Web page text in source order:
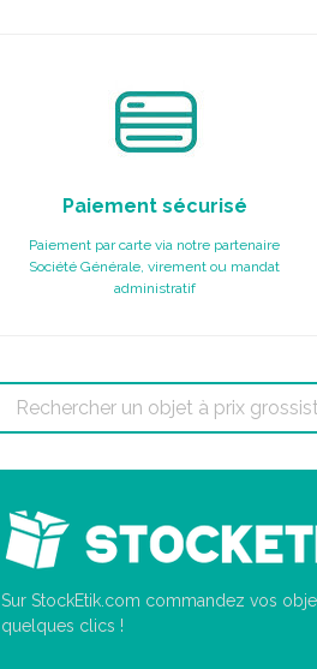
Paiement sécurisé
Paiement par carte via notre partenaire
Société Générale, virement ou mandat
administratif
Sur StockEtik.com commandez vos
quelques clics !